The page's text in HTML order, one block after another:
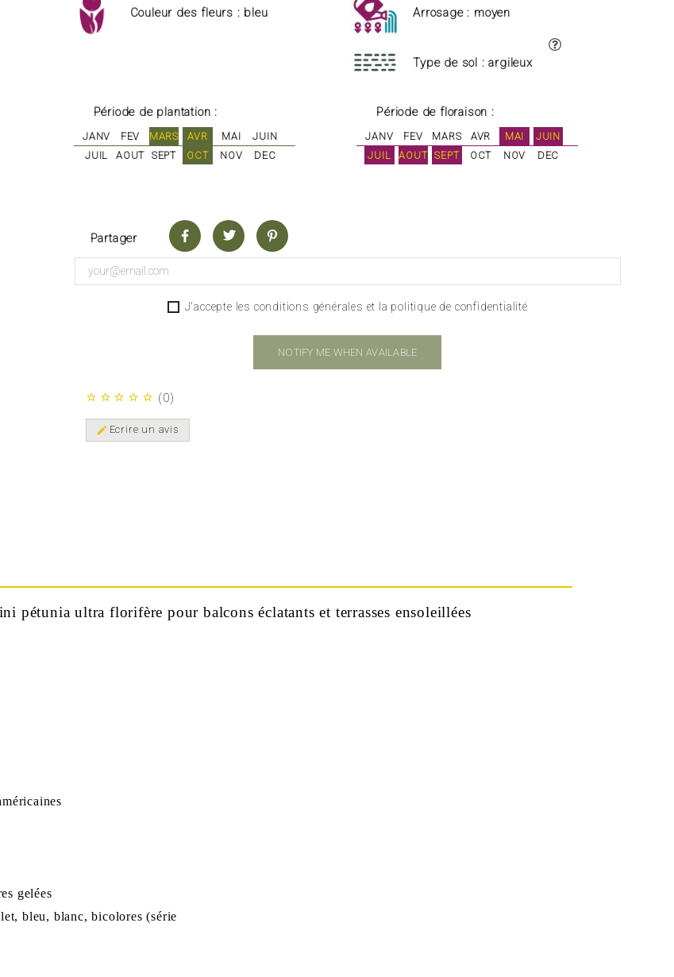
Couleur des fleurs : bleu Arrosage : moyen
Type de sol : argileux
Période de plantation :
JANV FEV MARS AVR MAI
JUIN
JUIL
AOUT SEPT OCT NOV DEC
Période de floraison :
JANV FEV MARS AVR MAI
JUIN
JUIL
AOUT SEPT OCT NOV DEC
Partager
J'accepte les conditions générales et la politique de confidentialité
NOTIFY ME WHEN AVAILABLE
star_border star_border star_border star_border star_border (0)
edit Ecrire un avis
pétunia ultra florifère pour balcons éclatants et terrasses ensoleillées
gelées
bleu, blanc, bicolores (série